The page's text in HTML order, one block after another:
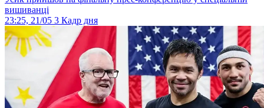
вишиванці
23:25, 21/05 3 Кадр дня